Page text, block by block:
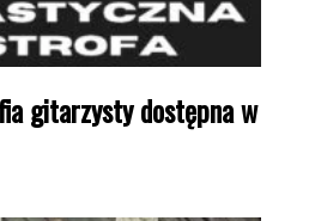
gitarzysty dostępna w